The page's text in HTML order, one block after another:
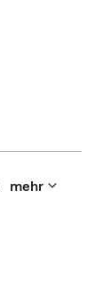
mehr